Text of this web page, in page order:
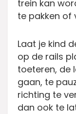
trein kan
te pakken of
Laat je kind
op de rails
toeteren, de
gaan, te
richting te
dan ook te